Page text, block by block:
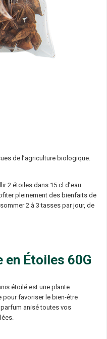
de l’agriculture biologique.
2 étoiles dans 15 cl d’eau
pleinement des bienfaits de
2 à 3 tasses par jour, de
en Étoiles 60G
étoilé est une plante
favoriser le bien-être
anisé toutes vos